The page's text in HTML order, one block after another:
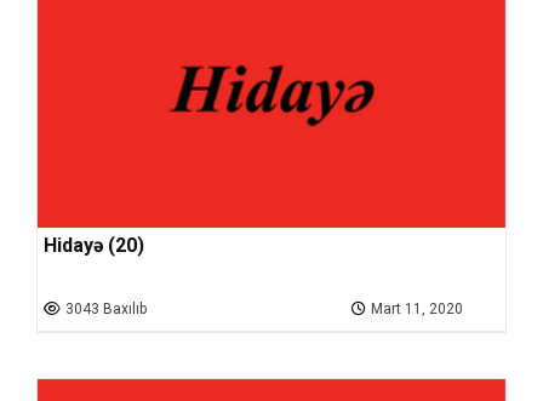
Hidayə (20)
3043 Baxılıb Mart 11, 2020